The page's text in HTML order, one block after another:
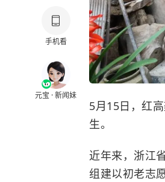
手机看
元宝 · 新闻妹
5月15日，红
生。
近年来，浙江
组建以初老志